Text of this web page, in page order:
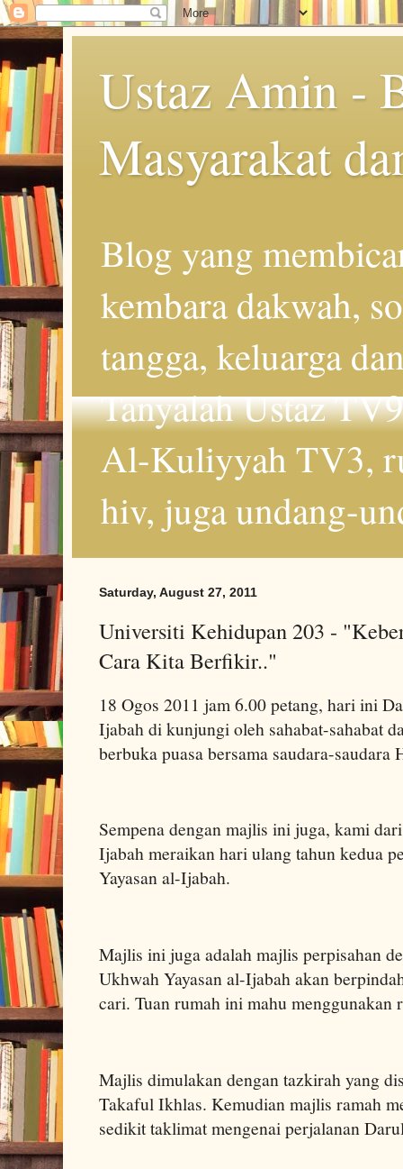
Ustaz Amin -
Masyarakat
Blog yang
kembara dakwah,
tangga, keluarga
Tanyalah Ustaz
Al-Kuliyyah TV3,
hiv, juga undang-
Saturday, August 27, 2011
Universiti Kehidupan 203 -
Cara Kita Berfikir.."
18 Ogos 2011 jam 6.00 petang, hari ini
Ijabah di kunjungi oleh sahabat-sahabat
berbuka puasa bersama saudara-saudara
Sempena dengan majlis ini juga, kami
Ijabah meraikan hari ulang tahun kedua
Yayasan al-Ijabah.
Majlis ini juga adalah majlis perpisahan
Ukhwah Yayasan al-Ijabah akan
cari. Tuan rumah ini mahu menggunakan
Majlis dimulakan dengan tazkirah yang
Takaful Ikhlas. Kemudian majlis ramah
sedikit taklimat mengenai perjalanan